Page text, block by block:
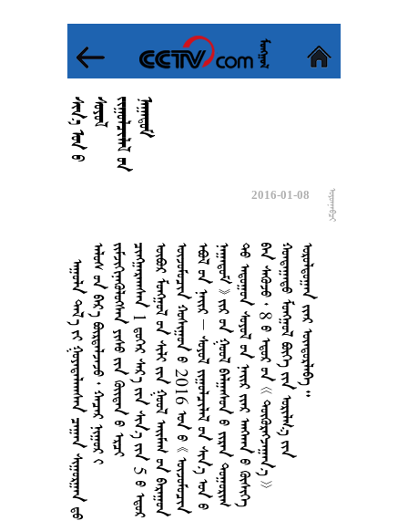






























 
2016-01-08
                   1      5             2016                                8              